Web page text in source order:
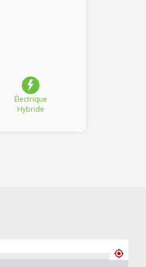
Électrique
Hybride